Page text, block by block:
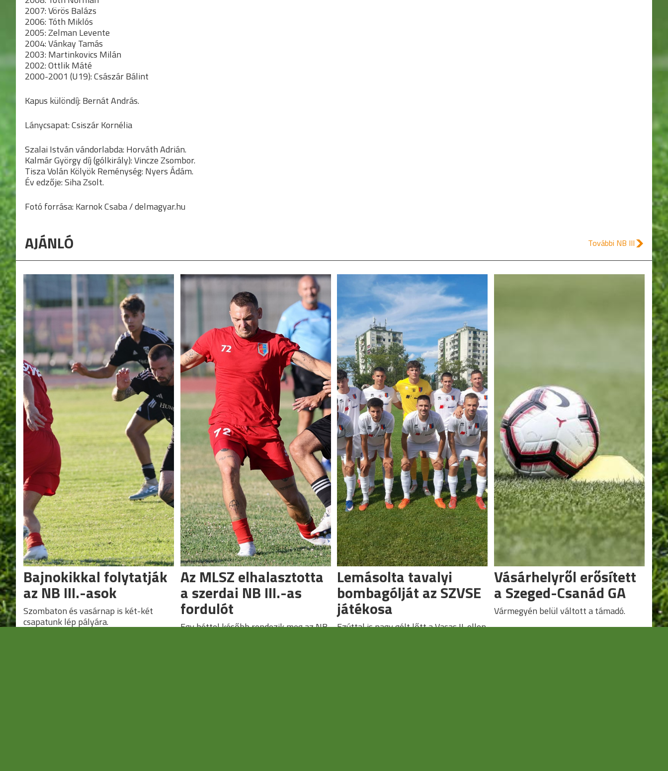
2007: Vörös Balázs
2006: Tóth Miklós
2005: Zelman Levente
2004: Vánkay Tamás
2003: Martinkovics Milán
2002: Ottlik Máté
2000-2001 (U19): Császár Bálint
Kapus különdíj: Bernát András.
Lánycsapat: Csiszár Kornélia
Szalai István vándorlabda: Horváth Adrián.
Kalmár György díj (gólkirály): Vincze Zsombor.
Tisza Volán Kölyök Reménység: Nyers Ádám.
Év edzője: Siha Zsolt.
Fotó forrása: Karnok Csaba / delmagyar.hu
AJÁNLÓ További NB III
Bajnokikkal folytatják
az NB III.-asok
Szombaton és vasárnap is két-két
csapatunk lép pályára.
Az MLSZ elhalasztotta
a szerdai NB III.-as
fordulót
Egy héttel később rendezik meg az NB
Lemásolta tavalyi
bombagólját az SZVSE
játékosa
Ezúttal is nagy gólt lőtt a Vasas II. ellen.
Vásárhelyről erősített
a Szeged-Csanád GA
Vármegyén belül váltott a támadó.